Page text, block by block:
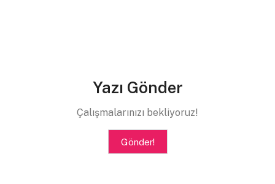
Yazı Gönder
Çalışmalarınızı bekliyoruz!
Gönder!